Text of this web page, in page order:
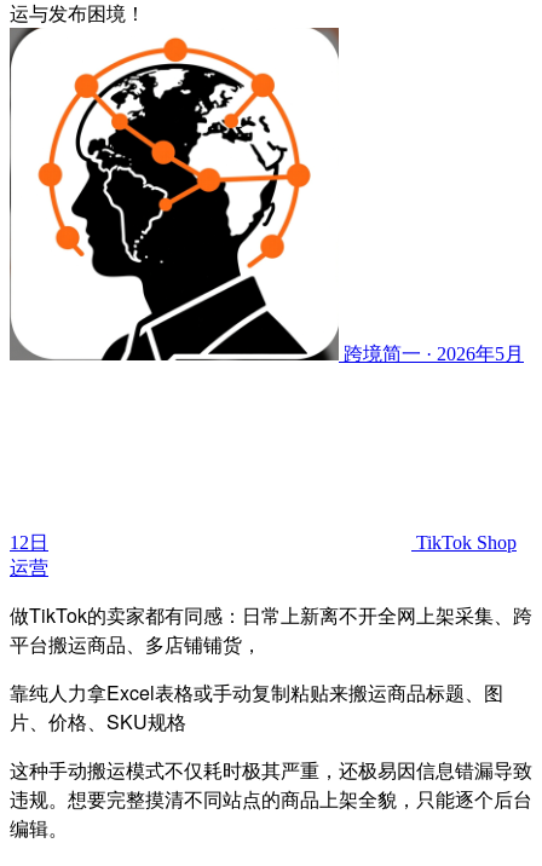
运与发布困境！
跨境简一 · 2026年5月
12日
TikTok Shop
运营
做TikTok的卖家都有同感：日常上新离不开全网上架采集、跨
平台搬运商品、多店铺铺货，
靠纯人力拿Excel表格或手动复制粘贴来搬运商品标题、图
片、价格、SKU规格
这种手动搬运模式不仅耗时极其严重，还极易因信息错漏导致
违规。想要完整摸清不同站点的商品上架全貌，只能逐个后台
编辑。